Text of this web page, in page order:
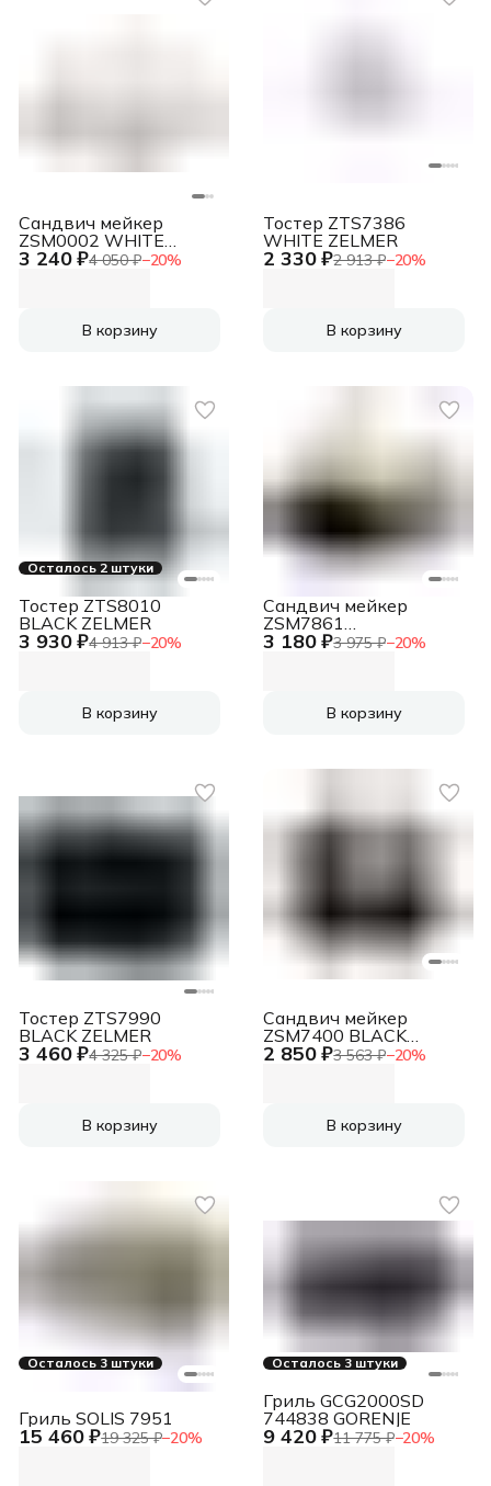
3 240 ₽4 050 ₽−20%
Сандвич мейкер
ZSM0002 WHITE
ZELMER
В корзину
2 330 ₽2 913 ₽−20%
Тостер ZTS7386
WHITE ZELMER
В корзину
Осталось 2 штуки
3 930 ₽4 913 ₽−20%
Тостер ZTS8010
BLACK ZELMER
В корзину
3 180 ₽3 975 ₽−20%
Сандвич мейкер
ZSM7861
BLACK/CREAM
В корзину
3 460 ₽4 325 ₽−20%
Тостер ZTS7990
BLACK ZELMER
В корзину
2 850 ₽3 563 ₽−20%
Сандвич мейкер
ZSM7400 BLACK
ZELMER
В корзину
Осталось 3 штуки
15 460 ₽19 325 ₽−20%
Гриль SOLIS 7951
Осталось 3 штуки
9 420 ₽11 775 ₽−20%
Гриль GCG2000SD
744838 GORENJE